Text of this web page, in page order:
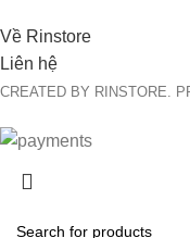
Về Rinstore
Liên hệ
CREATED BY RINSTORE.